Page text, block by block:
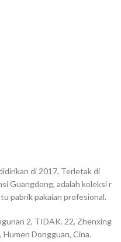
di 2017, Terletak di
Guangdong, adalah koleksi r
pabrik pakaian profesional.
2, TIDAK. 22, Zhenxing
Humen Dongguan, Cina.